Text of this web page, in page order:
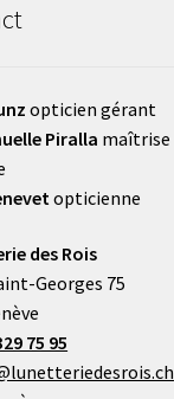
opticien gérant
Piralla maîtrise
opticienne
des Rois
Georges 75
75 95